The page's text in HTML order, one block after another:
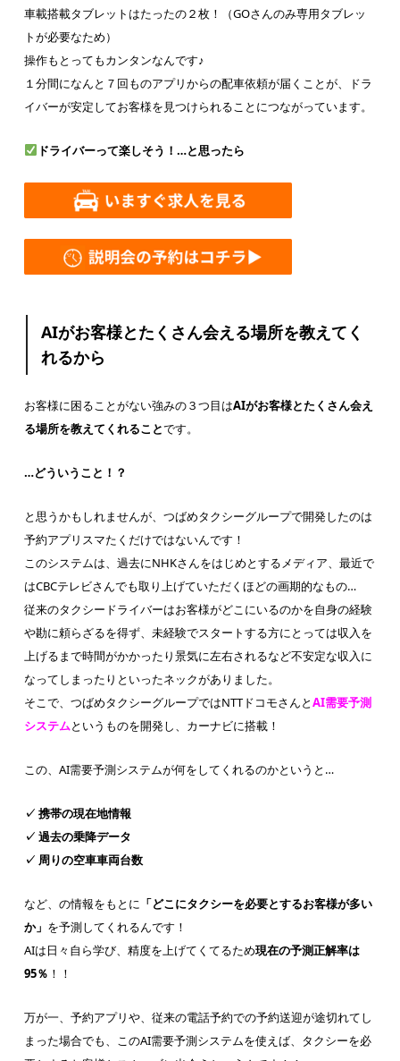
車載搭載タブレットはたったの２枚！（GOさんのみ専用タブレッ
トが必要なため）
操作もとってもカンタンなんです♪
１分間になんと７回ものアプリからの配車依頼が届くことが、ドラ
イバーが安定してお客様を見つけられることにつながっています。
ドライバーって楽しそう！…と思ったら
AIがお客様とたくさん会える場所を教えてく
れるから
お客様に困ることがない強みの３つ目はAIがお客様とたくさん会え
る場所を教えてくれることです。
…どういうこと！？
と思うかもしれませんが、つばめタクシーグループで開発したのは
予約アプリスマたくだけではないんです！
このシステムは、過去にNHKさんをはじめとするメディア、最近で
はCBCテレビさんでも取り上げていただくほどの画期的なもの…
従来のタクシードライバーはお客様がどこにいるのかを自身の経験
や勘に頼らざるを得ず、未経験でスタートする方にとっては収入を
上げるまで時間がかかったり景気に左右されるなど不安定な収入に
なってしまったりといったネックがありました。
そこで、つばめタクシーグループではNTTドコモさんとAI需要予測
システムというものを開発し、カーナビに搭載！
この、AI需要予測システムが何をしてくれるのかというと…
✓ 携帯の現在地情報
✓ 過去の乗降データ
✓ 周りの空車車両台数
など、の情報をもとに 「どこにタクシーを必要とするお客様が多い
か」 を予測してくれるんです！
AIは日々自ら学び、精度を上げてくてるため現在の予測正解率は
95％ ！！
万が一、予約アプリや、従来の電話予約での予約送迎が途切れてし
まった場合でも、このAI需要予測システムを使えば、タクシーを必